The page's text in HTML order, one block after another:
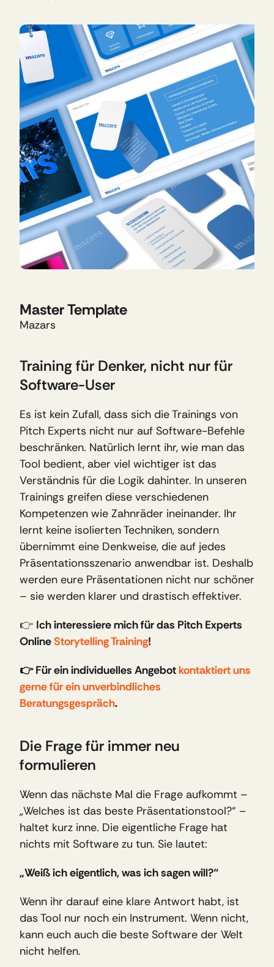
Master Template
Mazars
Training für Denker, nicht nur für
Software-User
Es ist kein Zufall, dass sich die Trainings von
Pitch Experts nicht nur auf Software-Befehle
beschränken. Natürlich lernt ihr, wie man das
Tool bedient, aber viel wichtiger ist das
Verständnis für die Logik dahinter. In unseren
Trainings greifen diese verschiedenen
Kompetenzen wie Zahnräder ineinander. Ihr
lernt keine isolierten Techniken, sondern
übernimmt eine Denkweise, die auf jedes
Präsentationsszenario anwendbar ist. Deshalb
werden eure Präsentationen nicht nur schöner
– sie werden klarer und drastisch effektiver.
👉 Ich interessiere mich für das Pitch Experts
Online Storytelling Training!
👉 Für ein individuelles Angebot kontaktiert uns
gerne für ein unverbindliches
Beratungsgespräch.
Die Frage für immer neu
formulieren
Wenn das nächste Mal die Frage aufkommt –
„Welches ist das beste Präsentationstool?“ –
haltet kurz inne. Die eigentliche Frage hat
nichts mit Software zu tun. Sie lautet:
„Weiß ich eigentlich, was ich sagen will?“
Wenn ihr darauf eine klare Antwort habt, ist
das Tool nur noch ein Instrument. Wenn nicht,
kann euch auch die beste Software der Welt
nicht helfen.